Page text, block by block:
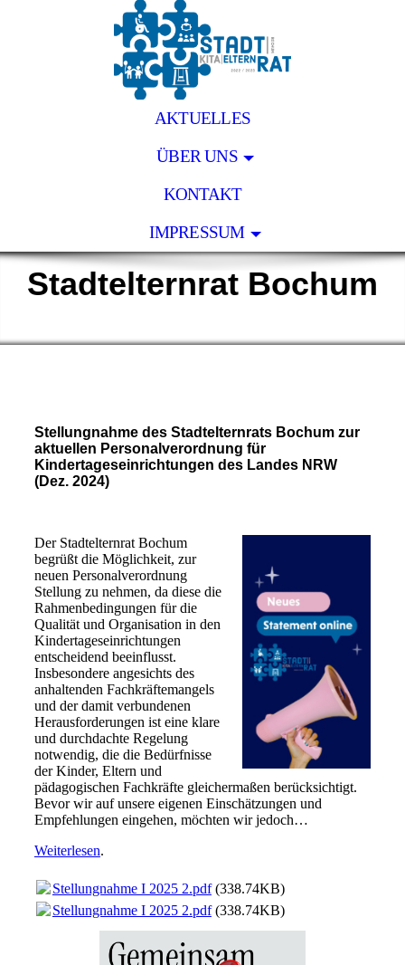
AKTUELLES
ÜBER UNS
KONTAKT
IMPRESSUM
Stadtelternrat Bochum
Stellungnahme des Stadtelternrats Bochum zur
aktuellen Personalverordnung für
Kindertageseinrichtungen des Landes NRW
(Dez. 2024)
Der Stadtelternrat Bochum
begrüßt die Möglichkeit, zur
neuen Personalverordnung
Stellung zu nehmen, da diese die
Rahmenbedingungen für die
Qualität und Organisation in den
Kindertageseinrichtungen
entscheidend beeinflusst.
Insbesondere angesichts des
anhaltenden Fachkräftemangels
und der damit verbundenen
Herausforderungen ist eine klare
und durchdachte Regelung
notwendig, die die Bedürfnisse
der Kinder, Eltern und
pädagogischen Fachkräfte gleichermaßen berücksichtigt.
Bevor wir auf unsere eigenen Einschätzungen und
Empfehlungen eingehen, möchten wir jedoch…
Weiterlesen.
Stellungnahme I 2025 2.pdf(338.74KB)
Stellungnahme I 2025 2.pdf(338.74KB)